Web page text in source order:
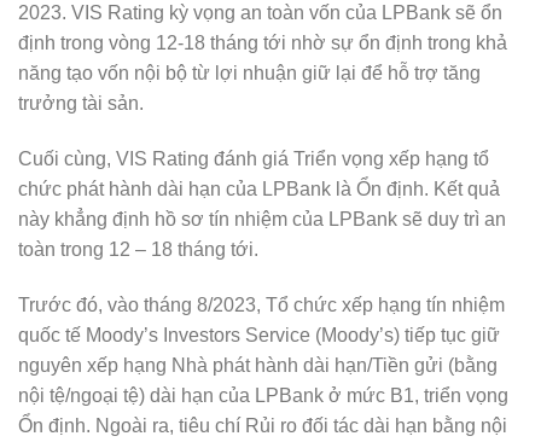
2023. VIS Rating kỳ vọng an toàn vốn của LPBank sẽ ổn
định trong vòng 12-18 tháng tới nhờ sự ổn định trong khả
năng tạo vốn nội bộ từ lợi nhuận giữ lại để hỗ trợ tăng
trưởng tài sản.
Cuối cùng, VIS Rating đánh giá Triển vọng xếp hạng tổ
chức phát hành dài hạn của LPBank là Ổn định. Kết quả
này khẳng định hồ sơ tín nhiệm của LPBank sẽ duy trì an
toàn trong 12 – 18 tháng tới.
Trước đó, vào tháng 8/2023, Tổ chức xếp hạng tín nhiệm
quốc tế Moody’s Investors Service (Moody’s) tiếp tục giữ
nguyên xếp hạng Nhà phát hành dài hạn/Tiền gửi (bằng
nội tệ/ngoại tệ) dài hạn của LPBank ở mức B1, triển vọng
Ổn định. Ngoài ra, tiêu chí Rủi ro đối tác dài hạn bằng nội